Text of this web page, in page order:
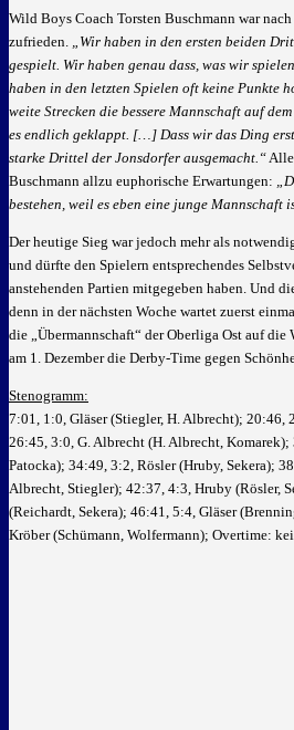
Wild Boys Coach Torsten Buschmann war
zufrieden. „Wir haben in den ersten beiden
gespielt. Wir haben genau dass, was wir
haben in den letzten Spielen oft keine Punkte
weite Strecken die bessere Mannschaft auf
es endlich geklappt. […] Dass wir das Ding
starke Drittel der Jonsdorfer ausgemacht.“
Buschmann allzu euphorische Erwartungen:
bestehen, weil es eben eine junge Mannschaft
Der heutige Sieg war jedoch mehr als
und dürfte den Spielern entsprechendes
anstehenden Partien mitgegeben haben. Und
denn in der nächsten Woche wartet zuerst
die „Übermannschaft“ der Oberliga Ost auf
am 1. Dezember die Derby-Time gegen
Stenogramm:
7:01, 1:0, Gläser (Stiegler, H. Albrecht); 20:46,
26:45, 3:0, G. Albrecht (H. Albrecht,
Patocka); 34:49, 3:2, Rösler (Hruby, Sekera);
Albrecht, Stiegler); 42:37, 4:3, Hruby (Rösler,
(Reichardt, Sekera); 46:41, 5:4, Gläser
Kröber (Schümann, Wolfermann); Overtime: